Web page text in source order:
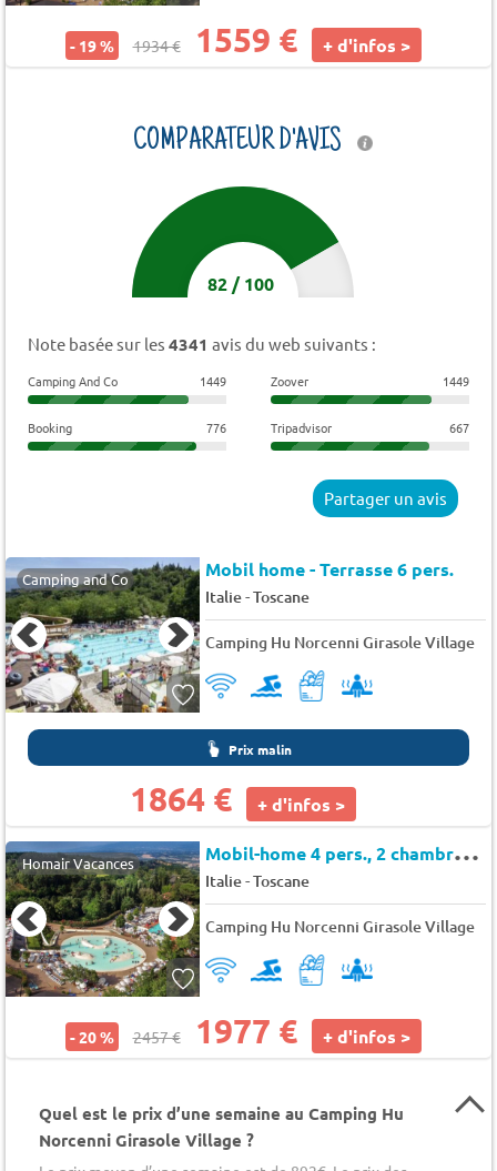
- 19 % 1934 € 1559 € + d'infos >
COMPARATEUR D'AVIS
82/100
Note basée sur les 4341 avis du web suivants :
Camping And Co 1449 Zoover 1449
Booking 776 Tripadvisor 667
Partager un avis
Camping and Co Mobil home - Terrasse 6 pers.
Italie-Toscane
Camping Hu Norcenni Girasole Village
Prix malin
1864 € + d'infos >
Homair Vacances M
obil-home 4 pers., 2 chambres, 34 m²
Italie-Toscane
Camping Hu Norcenni Girasole Village
- 20 % 2457 € 1977 € + d'infos >
Quel est le prix d’une semaine au Camping Hu
Norcenni Girasole Village ?